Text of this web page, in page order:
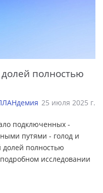
полностью
25 июля 2025 г.
подключенных -
путями - голод и
долей полностью
исследовании